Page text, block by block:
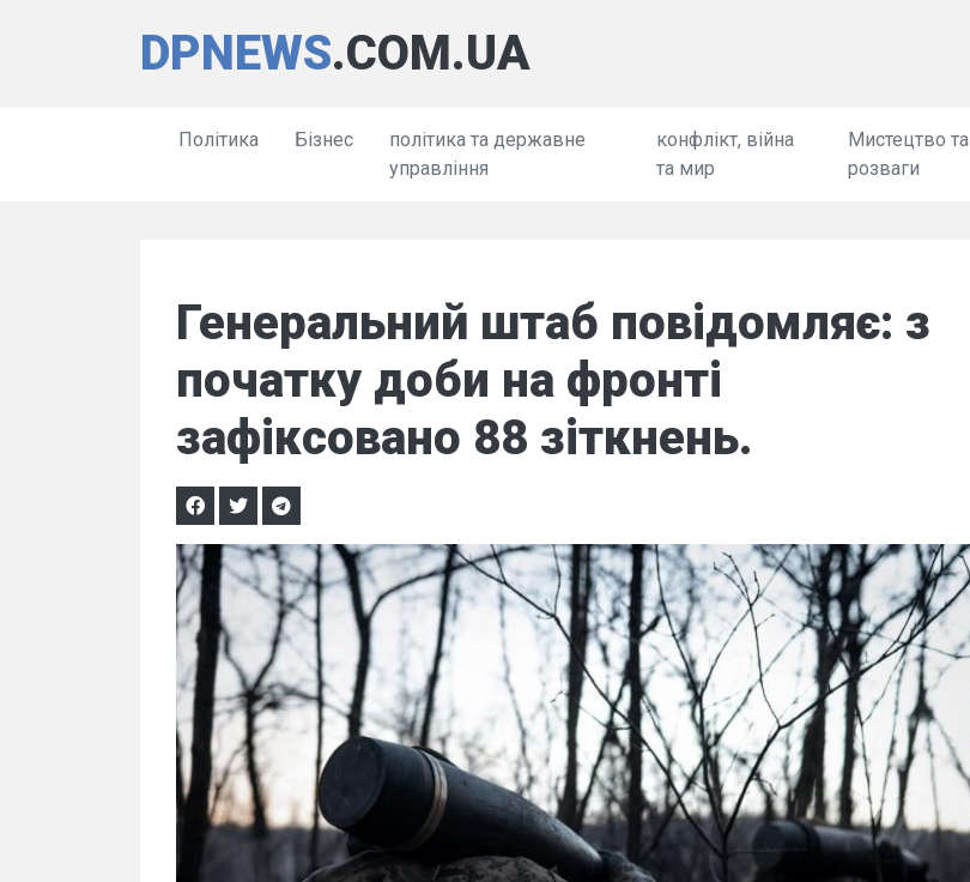
DPNEWS.COM.UA
Політика Бізнес
політика та державне
управління
конфлікт, війна
та мир
Мистецтво та
розваги
Генеральний штаб повідомляє: з
початку доби на фронті
зафіксовано 88 зіткнень.